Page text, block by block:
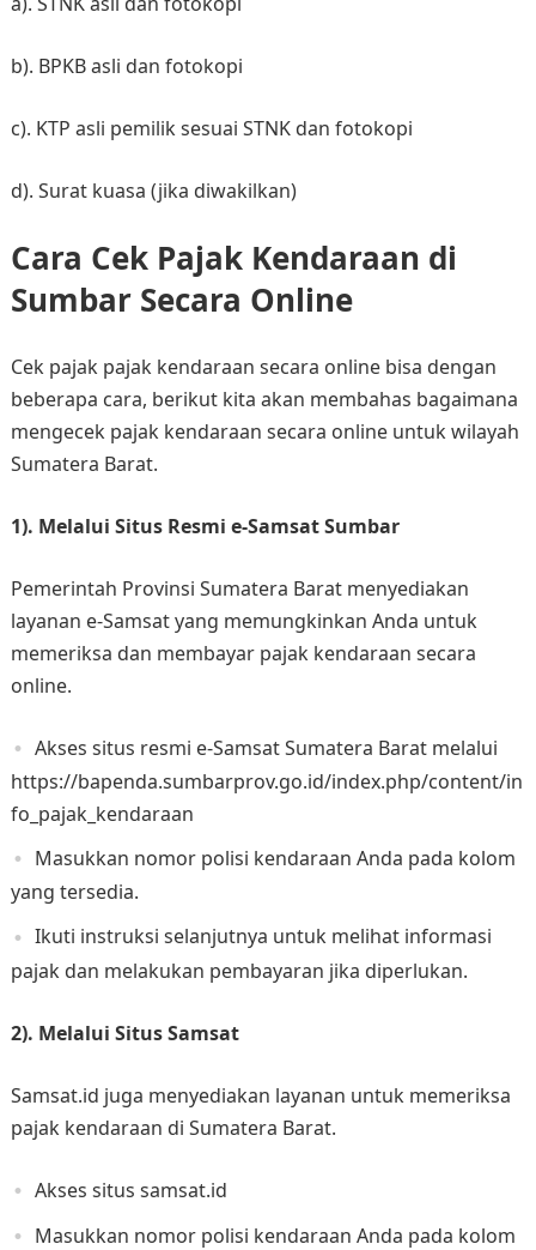
b). BPKB asli dan fotokopi​
c). KTP asli pemilik sesuai STNK dan fotokopi​
d). Surat kuasa (jika diwakilkan)​
Cara Cek Pajak Kendaraan di
Sumbar Secara Online
Cek pajak pajak kendaraan secara online bisa dengan
beberapa cara, berikut kita akan membahas bagaimana
mengecek pajak kendaraan secara online untuk wilayah
Sumatera Barat.
1). Melalui Situs Resmi e-Samsat Sumbar
Pemerintah Provinsi Sumatera Barat menyediakan
layanan e-Samsat yang memungkinkan Anda untuk
memeriksa dan membayar pajak kendaraan secara
online.
Akses situs resmi e-Samsat Sumatera Barat melalui
https://bapenda.sumbarprov.go.id/index.php/content/in
fo_pajak_kendaraan
Masukkan nomor polisi kendaraan Anda pada kolom
yang tersedia.
Ikuti instruksi selanjutnya untuk melihat informasi
pajak dan melakukan pembayaran jika diperlukan.
2). Melalui Situs Samsat
Samsat.id juga menyediakan layanan untuk memeriksa
pajak kendaraan di Sumatera Barat.
Akses situs samsat.id
Masukkan nomor polisi kendaraan Anda pada kolom